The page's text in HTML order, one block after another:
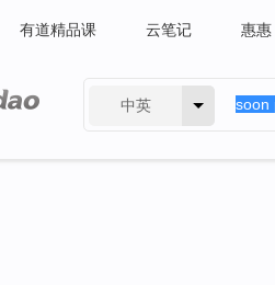
有道精品课 云笔记 惠惠
中英